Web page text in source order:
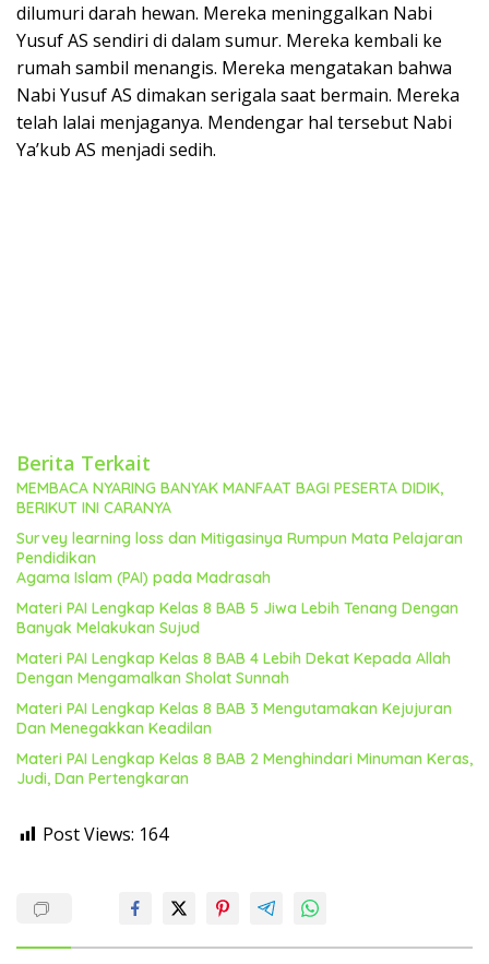
dilumuri darah hewan. Mereka meninggalkan Nabi
Yusuf AS sendiri di dalam sumur. Mereka kembali ke
rumah sambil menangis. Mereka mengatakan bahwa
Nabi Yusuf AS dimakan serigala saat bermain. Mereka
telah lalai menjaganya. Mendengar hal tersebut Nabi
Ya’kub AS menjadi sedih.
Berita Terkait
MEMBACA NYARING BANYAK MANFAAT BAGI PESERTA DIDIK,
BERIKUT INI CARANYA
Survey learning loss dan Mitigasinya Rumpun Mata Pelajaran
Pendidikan
Agama Islam (PAI) pada Madrasah
Materi PAI Lengkap Kelas 8 BAB 5 Jiwa Lebih Tenang Dengan
Banyak Melakukan Sujud
Materi PAI Lengkap Kelas 8 BAB 4 Lebih Dekat Kepada Allah
Dengan Mengamalkan Sholat Sunnah
Materi PAI Lengkap Kelas 8 BAB 3 Mengutamakan Kejujuran
Dan Menegakkan Keadilan
Materi PAI Lengkap Kelas 8 BAB 2 Menghindari Minuman Keras,
Judi, Dan Pertengkaran
Post Views: 164